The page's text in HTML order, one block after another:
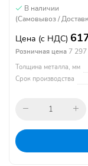
В наличии
(Самовывоз /
Цена (с НДС)
Розничная цена 7 297
Толщина металла, мм
Срок производства